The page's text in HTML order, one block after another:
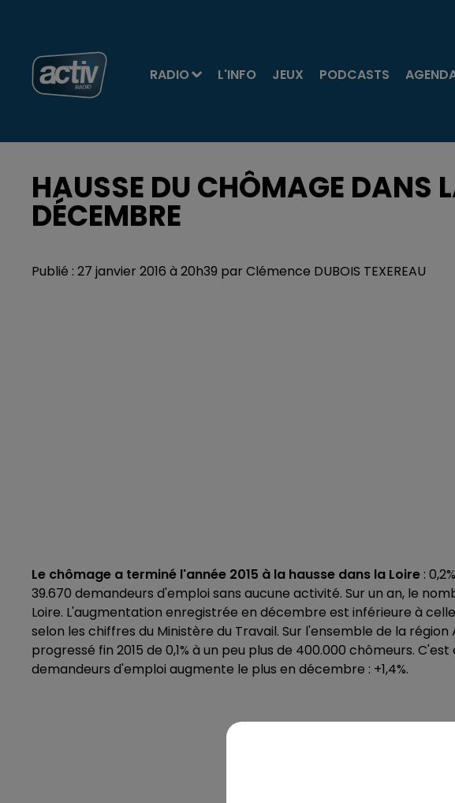
RADIO L'INFO JEUX PODCASTS
HAUSSE DU CHÔMAGE DANS
DÉCEMBRE
Publié : 27 janvier 2016 à 20h39 par Clémence DUBOIS TEXEREAU
Le chômage a terminé l'année 2015 à la hausse dans la Loire :
39.670 demandeurs d'emploi sans aucune activité. Sur un an, le
Loire. L'augmentation enregistrée en décembre est inférieure à
selon les chiffres du Ministère du Travail. Sur l'ensemble de la
progressé fin 2015 de 0,1% à un peu plus de 400.000 chômeurs.
demandeurs d'emploi augmente le plus en décembre : +1,4%.